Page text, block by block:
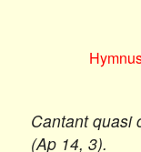
Cantant quasi
(Ap 14, 3).